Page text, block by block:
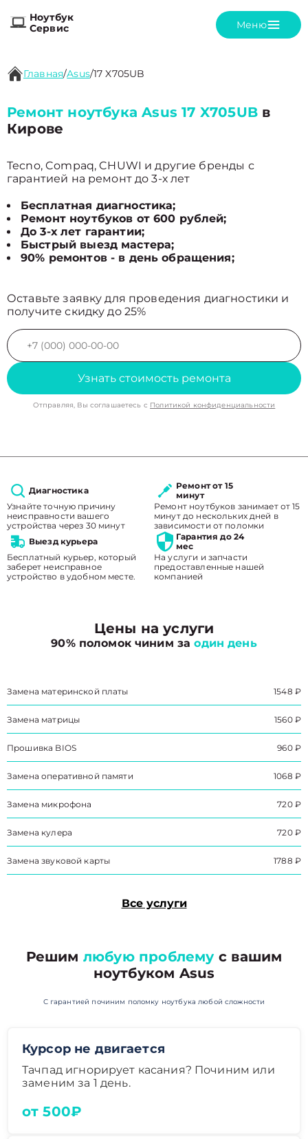
Ноутбук
Сервис
Меню
Главная/Asus/17 X705UB
Ремонт ноутбука Asus 17 X705UB в
Кирове
Tecno, Compaq, CHUWI и другие бренды с
гарантией на ремонт до 3-х лет
Бесплатная диагностика;
Ремонт ноутбуков от 600 рублей;
До 3-х лет гарантии;
Быстрый выезд мастера;
90% ремонтов - в день обращения;
Оставьте заявку для проведения диагностики и
получите скидку до 25%
Узнать стоимость ремонта
Отправляя, Вы соглашаетесь с Политикой конфиденциальности
Диагностика
Узнайте точную причину
неисправности вашего
устройства через 30 минут
Ремонт от 15
минут
Ремонт ноутбуков занимает от 15
минут до нескольких дней в
зависимости от поломки
Выезд курьера
Бесплатный курьер, который
заберет неисправное
устройство в удобном месте.
Гарантия до 24
мес
На услуги и запчасти
предоставленные нашей
компанией
Цены на услуги
90% поломок чиним заодин день
Замена материнской платы 1548 ₽
Замена матрицы 1560 ₽
Прошивка BIOS 960 ₽
Замена оперативной памяти 1068 ₽
Замена микрофона 720 ₽
Замена кулера 720 ₽
Замена звуковой карты 1788 ₽
Все услуги
Решим любую проблему с вашим
ноутбуком Asus
С гарантией починим поломку ноутбука любой сложности
Курсор не двигается
Тачпад игнорирует касания? Починим или
заменим за 1 день.
от 500₽